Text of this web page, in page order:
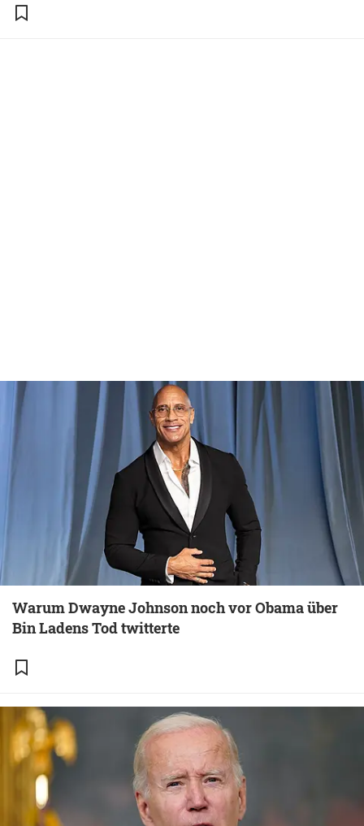
Warum Dwayne Johnson noch vor Obama über
Bin Ladens Tod twitterte